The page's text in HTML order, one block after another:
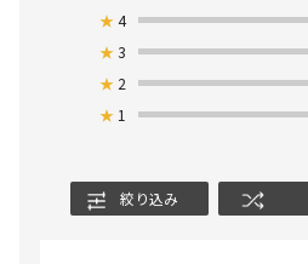
★4
★3
★ 2
★ 1
絞り込み